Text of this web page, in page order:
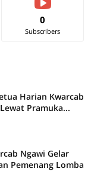
0
Subscribers
Harian Kwarcab
Pramuka...
Ngawi Gelar
Pemenang Lomba